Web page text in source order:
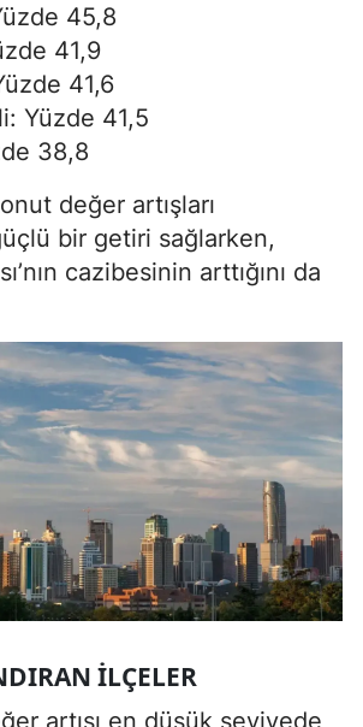
45,8
41,9
41,6
Yüzde 41,5
38,8
değer artışları
bir getiri sağlarken,
cazibesinin arttığını da
İLÇELER
artışı en düşük seviyede